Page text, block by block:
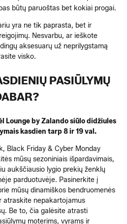
būtų paruoštas bet kokiai progai.
yra ne tik paprasta, bet ir
Nesvarbu, ar ieškote
aksesuarų už neprilygstamą
visko.
PASIŪLYMŲ
Lounge by Zalando siūlo didžiules
kasdien tarp 8 ir 19 val.
Black Friday & Cyber Monday
mūsų sezoniniais išpardavimais,
aukščiausio lygio prekių ženklų
parduotuvėje. Pasinerkite į
mūsų dinamiškos bendruomenės
atraskite nepakartojamus
Be to, čia galėsite atrasti
moterims, vyrams ir